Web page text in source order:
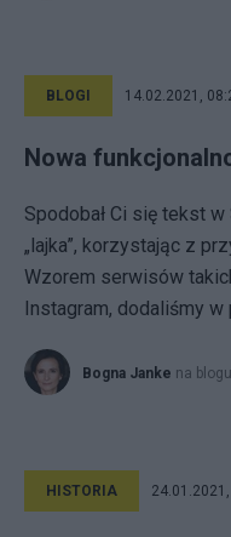
BLOGI 14.02.2021,
Nowa
Spodobał Ci się tekst
„lajka”, korzystając z
Wzorem serwisów
Instagram, dodaliśmy w
Bogna Janke na blogu
HISTORIA